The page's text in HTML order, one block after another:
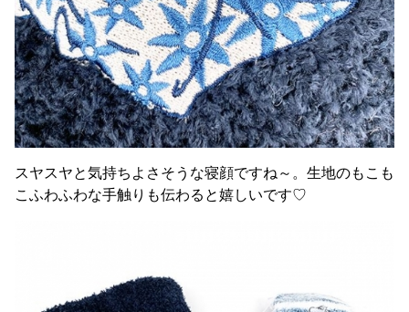
スヤスヤと気持ちよさそうな寝顔ですね～。生地のもこも
こふわふわな手触りも伝わると嬉しいです♡